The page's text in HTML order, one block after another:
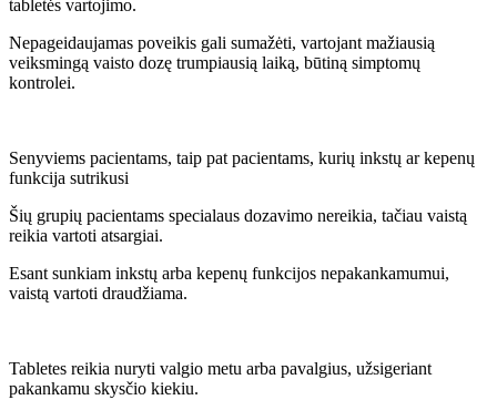
tabletės vartojimo.
Nepageidaujamas poveikis gali sumažėti, vartojant mažiausią
veiksmingą vaisto dozę trumpiausią laiką, būtiną simptomų
kontrolei.
Senyviems pacientams, taip pat pacientams, kurių inkstų ar kepenų
funkcija sutrikusi
Šių grupių pacientams specialaus dozavimo nereikia, tačiau vaistą
reikia vartoti atsargiai.
Esant sunkiam inkstų arba kepenų funkcijos nepakankamumui,
vaistą vartoti draudžiama.
Tabletes reikia nuryti valgio metu arba pavalgius, užsigeriant
pakankamu skysčio kiekiu.